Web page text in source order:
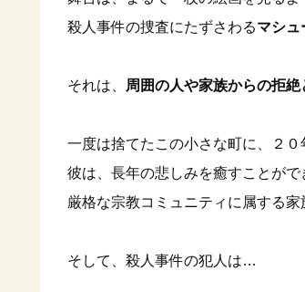
殺人事件の捜査にたずさわるマシュ
それは、 周囲の人や家族からの拒
一度は捨てたこの小さな町に、２０
彼は、長年の悲しみを癒すことがで
厳格な宗教コミュニティに属する
そして、殺人事件の犯人は…